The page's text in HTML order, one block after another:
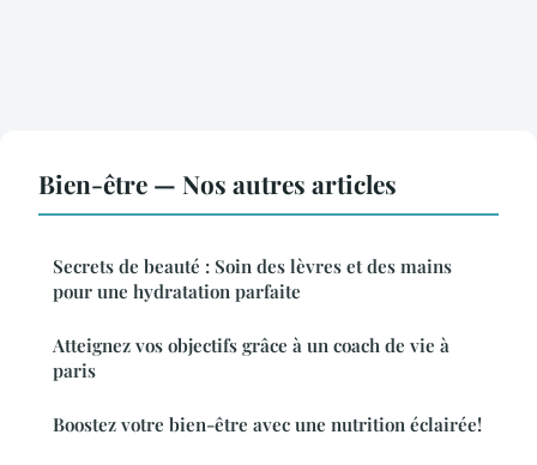
Bien-être — Nos autres articles
Secrets de beauté : Soin des lèvres et des mains
pour une hydratation parfaite
Atteignez vos objectifs grâce à un coach de vie à
paris
Boostez votre bien-être avec une nutrition éclairée!